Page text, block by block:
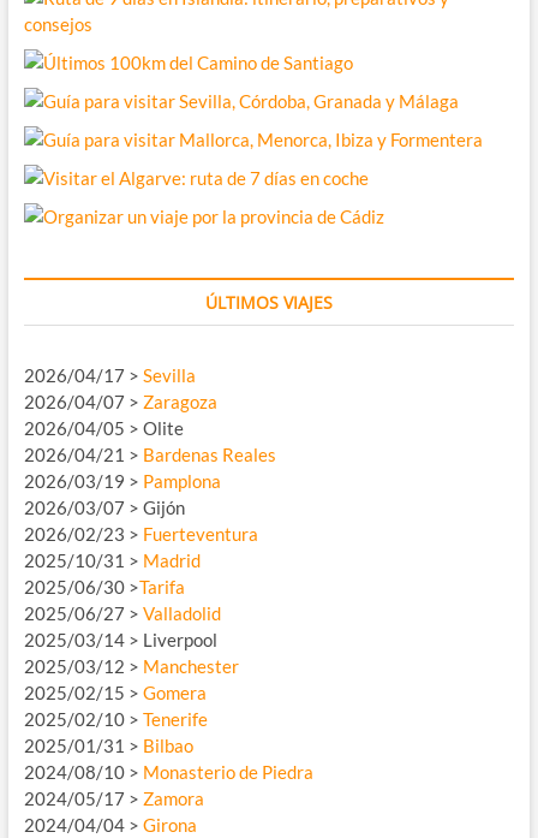
ÚLTIMOS VIAJES
2026/04/17 > Sevilla
2026/04/07 > Zaragoza
2026/04/05 > Olite
2026/04/21 > Bardenas Reales
2026/03/19 > Pamplona
2026/03/07 > Gijón
2026/02/23 > Fuerteventura
2025/10/31 > Madrid
2025/06/30 >Tarifa
2025/06/27 > Valladolid
2025/03/14 > Liverpool
2025/03/12 > Manchester
2025/02/15 > Gomera
2025/02/10 > Tenerife
2025/01/31 > Bilbao
2024/08/10 > Monasterio de Piedra
2024/05/17 > Zamora
2024/04/04 > Girona